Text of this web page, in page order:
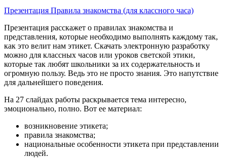
Презентация Правила знакомства (для классного часа)
Презентация расскажет о правилах знакомства и
представления, которые необходимо выполнять каждому так,
как это велит нам этикет. Скачать электронную разработку
можно для классных часов или уроков светской этики,
которые так любят школьники за их содержательность и
огромную пользу. Ведь это не просто знания. Это напутствие
для дальнейшего поведения.
На 27 слайдах работы раскрывается тема интересно,
эмоционально, полно. Вот ее материал:
возникновение этикета;
правила знакомства;
национальные особенности этикета при представлении
людей.